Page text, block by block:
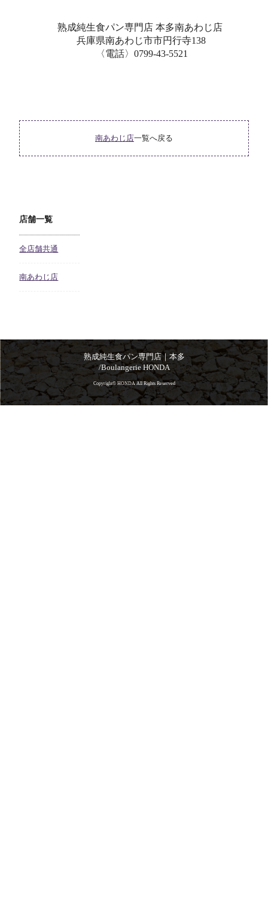
熟成純生食パン専門店 本多南あわじ店
兵庫県南あわじ市市円行寺138
〈電話〉0799-43-5521
南あわじ店一覧へ戻る
店舗一覧
全店舗共通
南あわじ店
熟成純生食パン専門店｜本多
/Boulangerie HONDA
Copyright© HONDA All Rights Reserved